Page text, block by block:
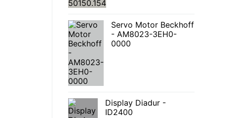
Servo Motor Beckhoff
- AM8023-3EH0-
0000
Display Diadur -
ID2400